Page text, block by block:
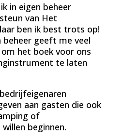
in eigen beheer
van Het
ben ik best trots op!
beheer geeft me veel
het boek voor ons
te laten
aan gasten die ook
of
beginnen.